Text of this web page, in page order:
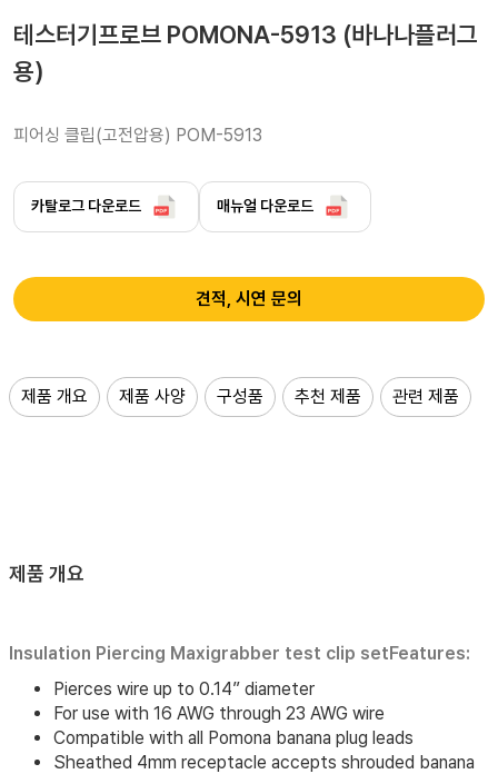
테스터기프로브 POMONA-5913 (바나나플러그
용)
피어싱 클립(고전압용) POM-5913
카탈로그 다운로드 매뉴얼 다운로드
견적, 시연 문의
제품 개요 제품 사양 구성품 추천 제품 관련 제품
제품 개요
Insulation Piercing Maxigrabber test clip setFeatures:
Pierces wire up to 0.14” diameter
For use with 16 AWG through 23 AWG wire
Compatible with all Pomona banana plug leads
Sheathed 4mm receptacle accepts shrouded banana